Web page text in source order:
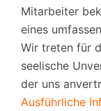
Mitarbeiter
eines
Wir treten für
seelische
der uns
Ausführliche